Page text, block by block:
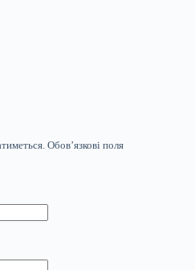
Обов’язкові поля